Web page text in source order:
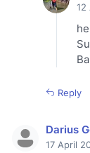
12
Reply
Darius
17 April